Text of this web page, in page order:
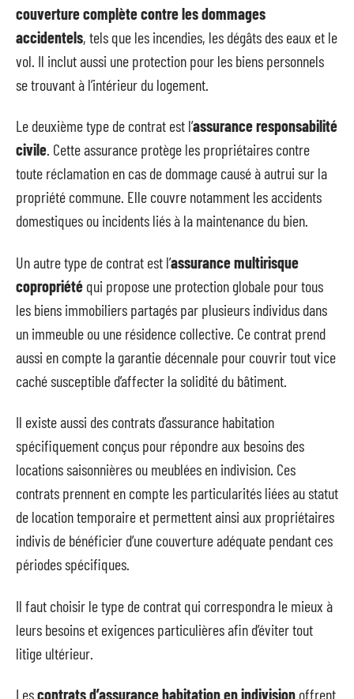
couverture complète contre les dommages
accidentels, tels que les incendies, les dégâts des eaux et le
vol. Il inclut aussi une protection pour les biens personnels
se trouvant à l’intérieur du logement.
Le deuxième type de contrat est l’assurance responsabilité
civile. Cette assurance protège les propriétaires contre
toute réclamation en cas de dommage causé à autrui sur la
propriété commune. Elle couvre notamment les accidents
domestiques ou incidents liés à la maintenance du bien.
Un autre type de contrat est l’assurance multirisque
copropriété qui propose une protection globale pour tous
les biens immobiliers partagés par plusieurs individus dans
un immeuble ou une résidence collective. Ce contrat prend
aussi en compte la garantie décennale pour couvrir tout vice
caché susceptible d’affecter la solidité du bâtiment.
Il existe aussi des contrats d’assurance habitation
spécifiquement conçus pour répondre aux besoins des
locations saisonnières ou meublées en indivision. Ces
contrats prennent en compte les particularités liées au statut
de location temporaire et permettent ainsi aux propriétaires
indivis de bénéficier d’une couverture adéquate pendant ces
périodes spécifiques.
Il faut choisir le type de contrat qui correspondra le mieux à
leurs besoins et exigences particulières afin d’éviter tout
litige ultérieur.
Lescontrats d’assurance habitation en indivision offrent